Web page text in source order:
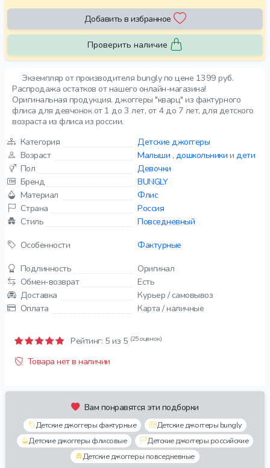
Экземпляр от производителя bungly по цене 1399 руб.
Распродажа остатков от нашего онлайн-магазина!
Оригинальная продукция. джоггеры "кварц" из фактурного
флиса для девчонок от 1 до 3 лет, от 4 до 7 лет, для детского
возраста из флиса из россии.
Категория
Детские джоггеры
Возраст
Малыши , дошкольники и дети
Пол
Девочки
Бренд
BUNGLY
Материал
Флис
Страна
Россия
Стиль
Повседневный
Особенности
Фактурные
Подлинность
Оригинал
Обмен-возврат
Есть
Доставка
Курьер / самовывоз
Оплата
Карта / наличные
Рейтинг: 5 из 5 (25 оценок)
Товара нет в наличии
Вам понравятся эти подборки
Детские джоггеры фактурные
Детские джоггеры bungly
Детские джоггеры флисовые
Детские джоггеры российские
Детские джоггеры повседневные
Добавить в избранное
Проверить наличие